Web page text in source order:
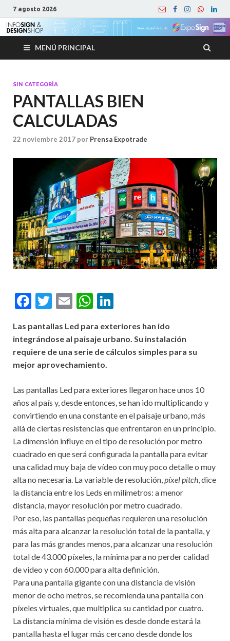
7 agosto 2026
MENÚ PRINCIPAL
SIN CATEGORÍA
PANTALLAS BIEN
CALCULADAS
22 noviembre 2017 por Prensa Expotrade
F
e
b
o
o
k
T
itt
er
E
ai
l
W
at
s
A
p
p
ke
dI
Las pantallas Led para exteriores han ido
integrándose al paisaje urbano. Su instalación
requiere de una serie de cálculos simples para su
mejor aprovechamiento.
Las pantallas Led para exteriores llegaron hace unos 10
años al país y, desde entonces, se han ido multiplicando y
convirtiendo en una constante en el paisaje urbano, más
allá de ciertas resistencias que enfrentaron en un principio.
La dimensión influye en el tipo de resolución por metro
cuadrado en que será configurada la pantalla para evitar
una calidad muy baja de vídeo con muy poco detalle o muy
alta no necesaria. La variable de resolución,píxel pitch, dice
la distancia entre los Leds en milímetros: a menor
distancia, mayor resolución por metro cuadrado.
Por eso, las pantallas pequeñas requieren una resolución
más alta para alcanzar la resolución total de la pantalla, y
para las más grandes menos, para alcanzar una resolución
total de 43.000 píxeles, la mínima para no perder calidad
de video y con 60.000 para alta definición.
Para una pantalla gigante con una distancia de visión
menor de ocho metros, se recomienda una pantalla con
píxeles virtuales, que multiplica su cantidad por cuatro.
La distancia mínima de visión es desde donde estará la
pantalla hasta el lugar más cercano desde donde los